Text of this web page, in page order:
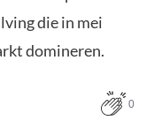
die in mei
domineren.
0